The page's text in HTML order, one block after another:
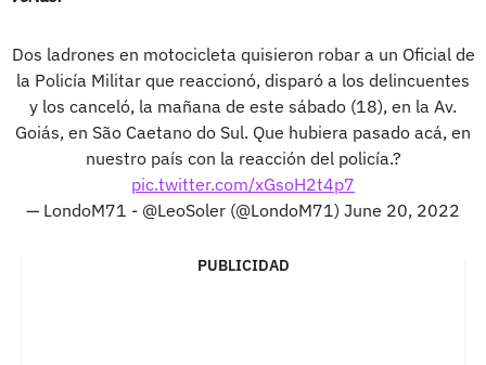
Dos ladrones en motocicleta quisieron robar a un Oficial de
la Policía Militar que reaccionó, disparó a los delincuentes
y los canceló, la mañana de este sábado (18), en la Av.
Goiás, en São Caetano do Sul. Que hubiera pasado acá, en
nuestro país con la reacción del policía.?
pic.twitter.com/xGsoH2t4p7
— LondoM71 - @LeoSoler (@LondoM71) June 20, 2022
PUBLICIDAD